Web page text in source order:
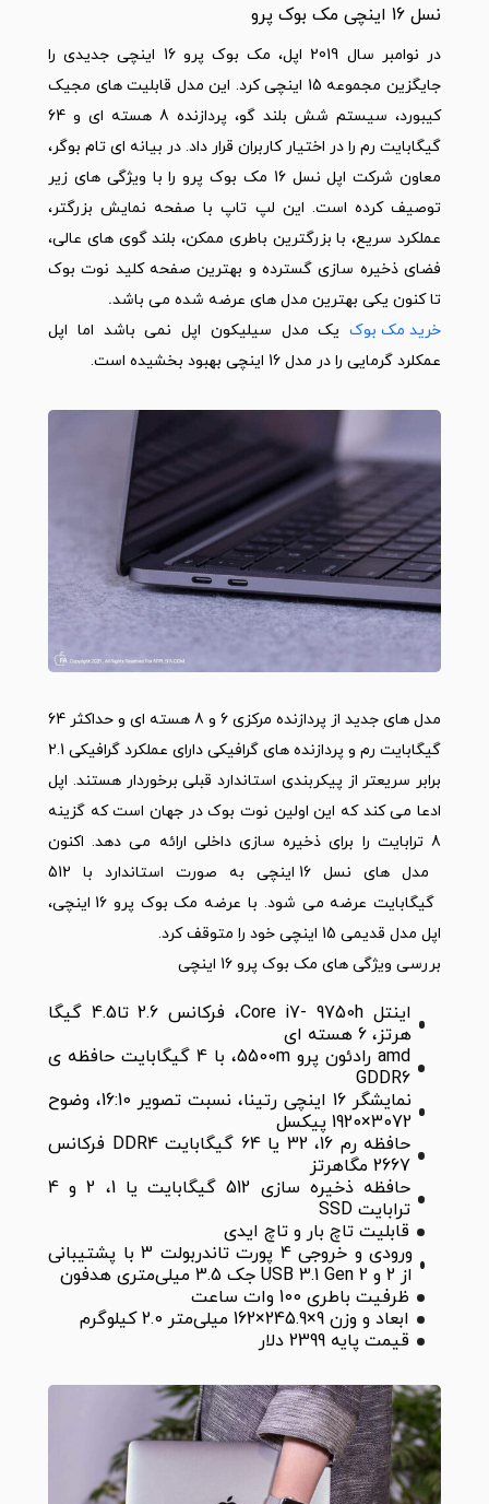
نسل 16 اینچی مک بوک پرو
در نوامبر سال 2019 اپل، مک بوک پرو 16 اینچی جدیدی را
جایگزین مجموعه 15 اینچی کرد. این مدل قابلیت های مجیک
کیبورد، سیستم شش بلند گو، پردازنده 8 هسته ای و 64
گیگابایت رم را در اختیار کاربران قرار داد. در بیانه ای تام بوگر،
معاون شرکت اپل نسل 16 مک بوک پرو را با ویژگی های زیر
توصیف کرده است. این لپ تاپ با صفحه نمایش بزرگتر،
عملکرد سریع، با بزرگترین باطری ممکن، بلند گوی های عالی،
فضای ذخیره سازی گسترده و بهترین صفحه کلید نوت بوک
تا کنون یکی بهترین مدل های عرضه شده می باشد.
خرید مک بوک یک مدل سیلیکون اپل نمی باشد اما اپل
عمکلرد گرمایی را در مدل 16 اینچی بهبود بخشیده است.
مدل های جدید از پردازنده مرکزی 6 و 8 هسته ای و حداکثر 64
گیگابایت رم و پردازنده های گرافیکی دارای عملکرد گرافیکی 2.1
برابر سریعتر از پیکربندی استاندارد قبلی برخوردار هستند. اپل
ادعا می کند که این اولین نوت بوک در جهان است که گزینه
8 ترابایت را برای ذخیره سازی داخلی ارائه می دهد. اکنون
مدل های نسل 16 اینچی به صورت استاندارد با 512
گیگابایت عرضه می شود. با عرضه مک بوک پرو 16 اینچی،
اپل مدل قدیمی 15 اینچی خود را متوقف کرد.
بررسی ویژگی های مک بوک پرو 16 اینچی
اینتل Core i7- 9750h، فرکانس 2.6 تا4.5 گیگا
هرتز، 6 هسته ای
amd رادئون پرو 5500m، با 4 گیگابایت حافظه ی
GDDR6
نمایشگر 16 اینچی رتینا، نسبت تصویر 16:10، وضوح
3072×1920 پیکسل
حافظه رم 16، 32 یا 64 گیگابایت DDR4 فرکانس
2667 مگاهرتز
حافظه ذخیره سازی 512 گیگابایت یا 1، 2 و 4
ترابایت SSD
قابلیت تاچ بار و تاچ ایدی
ورودی و خروجی 4 پورت تاندربولت 3 با پشتیبانی
از 2 و USB 3.1 Gen 2 جک 3.5 میلی‌متری هدفون
ظرفیت باطری 100 وات ساعت
ابعاد و وزن 9×245.9×162 میلی‌متر 2.0 کیلوگرم
قیمت پایه 2399 دلار